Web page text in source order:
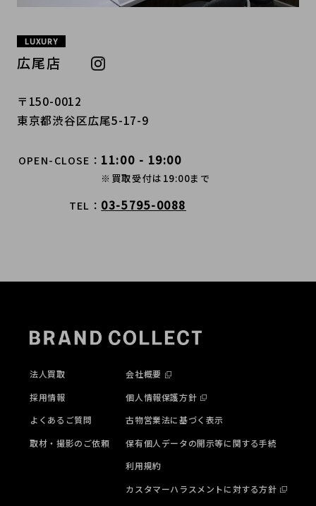
LUXURY
広尾店
〒150-0012
東京都渋谷区広尾5-17-9
OPEN-CLOSE 11:00 - 19:00
※買取受付は19:00まで
TEL 03-5795-0088
法人買取
採用情報
よくあるご質問
取材・撮影のご依頼
会社概要
個人情報保護方針
古物営業法に基づく表示
保有個人データの開示等に関する手続
利用規約
カスタマーハラスメントに対する方針